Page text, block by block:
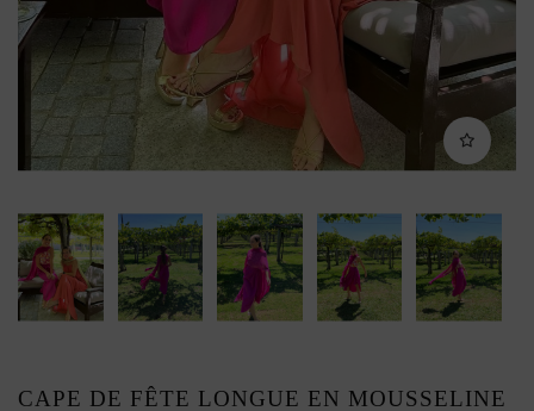
CAPE DE FÊTE LONGUE EN MOUSSELINE